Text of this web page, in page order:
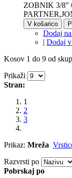
ZOBNIK 3/8"
V košarico
Dodaj
| Dodaj
Kosov 1 do 9 od
Prikaži
Stran:
1
2
3
Prikaz: Mreža
Razvrsti po
Pobrskaj po